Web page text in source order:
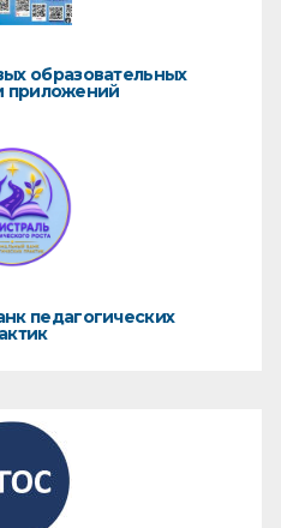
образовательных
приложений
педагогических